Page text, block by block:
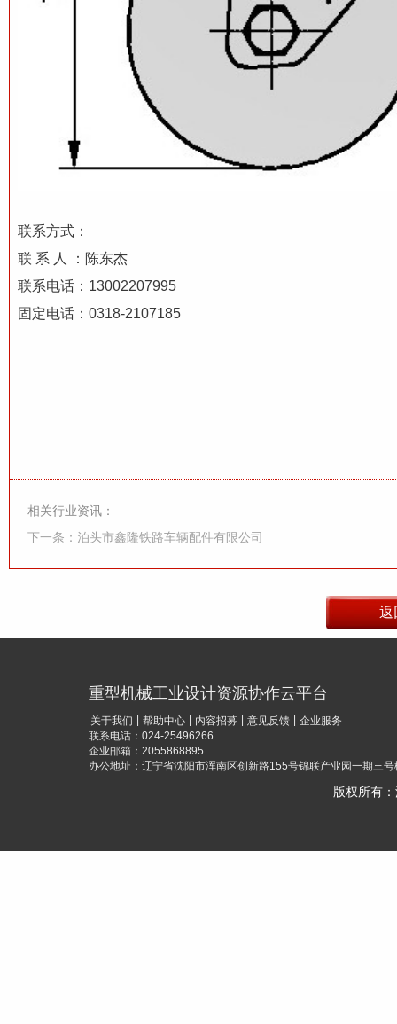
联系方式：
联 系 人 ：陈东杰
联系电话：13002207995
固定电话：0318-2107185
相关行业资讯：
下一条：泊头市鑫隆铁路车辆配件有限公司
重型机械工业设计资源协作云平台
关于我们 帮助中心 内容招募 意见反馈
企业服务
联系电话：024-25496266
企业邮箱：2055868895
办公地址：辽宁省沈阳市浑南区创新路155号锦联产业园一期三
版权所有